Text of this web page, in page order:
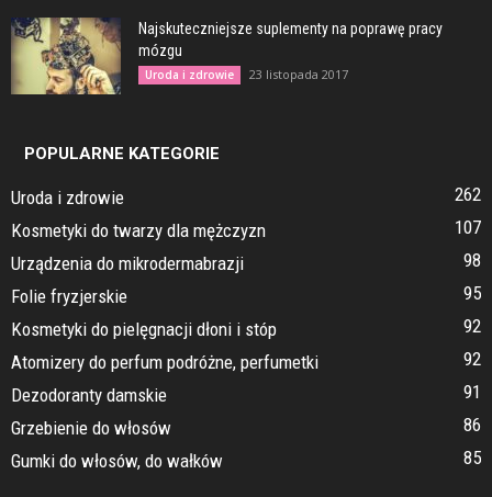
Najskuteczniejsze suplementy na poprawę pracy
mózgu
Uroda i zdrowie 23 listopada 2017
POPULARNE KATEGORIE
Uroda i zdrowie
262
Kosmetyki do twarzy dla mężczyzn
107
Urządzenia do mikrodermabrazji
98
Folie fryzjerskie
95
Kosmetyki do pielęgnacji dłoni i stóp
92
Atomizery do perfum podróżne, perfumetki
92
Dezodoranty damskie
91
Grzebienie do włosów
86
Gumki do włosów, do wałków
85